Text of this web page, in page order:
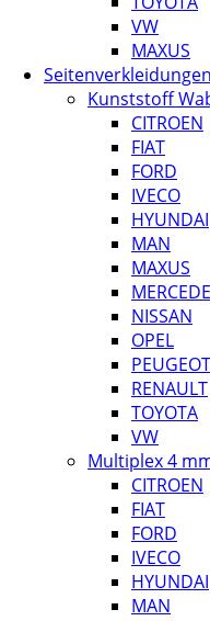
VW
MAXUS
Kunststoff
CITROEN
FIAT
FORD
IVECO
HYUNDAI
MAN
MAXUS
NISSAN
OPEL
PEUGEOT
RENAULT
TOYOTA
VW
Multiplex 4
CITROEN
FIAT
FORD
IVECO
HYUNDAI
MAN